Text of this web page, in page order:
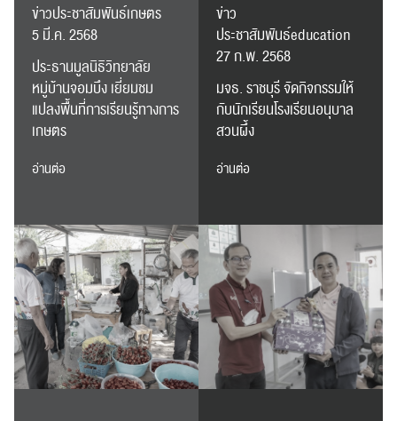
ข่าวประชาสัมพันธ์เกษตร
5 มี.ค. 2568
ประธานมูลนิธิวิทยาลัย
หมู่บ้านจอมบึง เยี่ยมชม
แปลงพื้นที่การเรียนรู้ทางการ
เกษตร
อ่านต่อ
ข่าว
ประชาสัมพันธ์education
27 ก.พ. 2568
มจธ. ราชบุรี จัดกิจกรรมให้
กับนักเรียนโรงเรียนอนุบาล
สวนผึ้ง
อ่านต่อ